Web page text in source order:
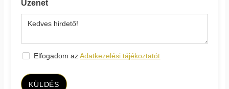
Üzenet
Elfogadom azAdatkezelési tájékoztatót
KÜLDÉS